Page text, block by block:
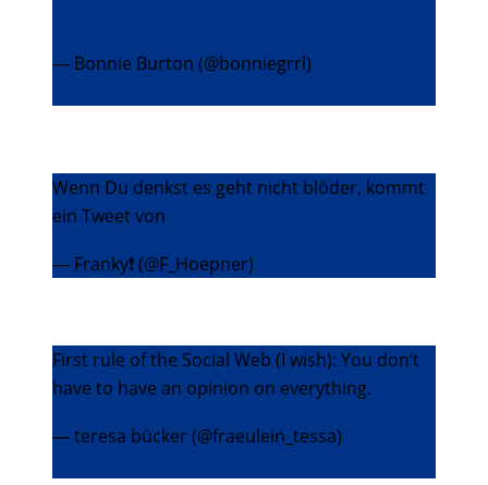
— Bonnie Burton (@bonniegrrl)
Wenn Du denkst es geht nicht blöder, kommt
ein Tweet von
— Franky❗️ (@F_Hoepner)
First rule of the Social Web (I wish): You don’t
have to have an opinion on everything.
— teresa bücker (@fraeulein_tessa)